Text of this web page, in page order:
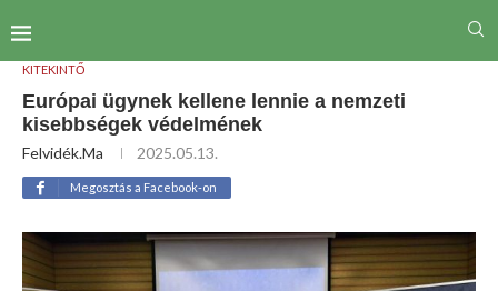
KITEKINTŐ
Európai ügynek kellene lennie a nemzeti
kisebbségek védelmének
Felvidék.ma 2025.05.13.
Megosztás a Facebook-on